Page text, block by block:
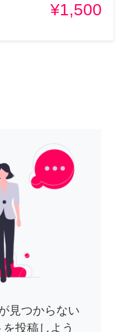
¥1,500
見つからない
投稿しよう